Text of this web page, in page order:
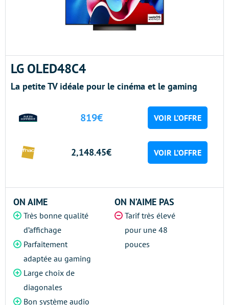
LG OLED48C4
La petite TV idéale pour le cinéma et le gaming
819€ VOIR L’OFFRE
2,148.45€ VOIR L’OFFRE
ON AIME
Très bonne qualité
d’affichage
Parfaitement
adaptée au gaming
Large choix de
diagonales
Bon système audio
ON N’AIME PAS
Tarif très élevé
pour une 48
pouces